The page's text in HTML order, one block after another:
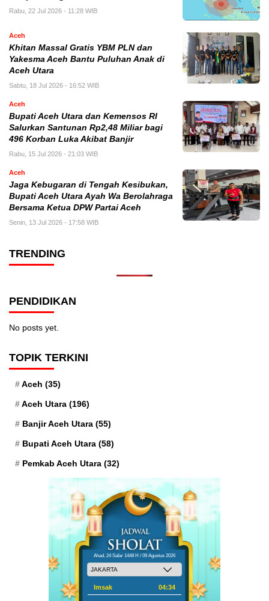
Rabu, 22 Jul 2026 - 11:28 WIB
Aceh
Khitan Massal Gratis YBM PLN dan
Yakesma Aceh Bantu Puluhan Anak di
Aceh Utara
Sabtu, 18 Jul 2026 - 16:52 WIB
Aceh
Bupati Aceh Utara dan Kemensos RI
Salurkan Santunan Rp2,48 Miliar bagi
496 Korban Luka Akibat Banjir
Rabu, 15 Jul 2026 - 21:03 WIB
Aceh
Jaga Kebugaran di Tengah Kesibukan,
Bupati Aceh Utara Ayah Wa Berolahraga
Bersama Ketua DPW Partai Aceh
Senin, 13 Jul 2026 - 17:58 WIB
TRENDING
PENDIDIKAN
No posts yet.
TOPIK TERKINI
Aceh (35)
Aceh Utara (196)
Banjir Aceh Utara (55)
Bupati Aceh Utara (58)
Pemkab Aceh Utara (32)
Ahad, 24 Safar 1448 H / 09 Agustus 2026
Imsak 04:34